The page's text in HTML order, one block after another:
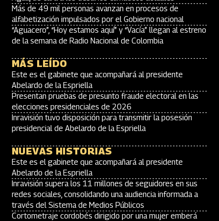
Más de 49 mil personas avanzan en procesos de
alfabetización impulsados por el Gobierno nacional
“Aguacero”, “Hoy estamos aquí” y “Vacía” llegan al estreno
de la semana de Radio Nacional de Colombia
MÁS LEÍDO
Este es el gabinete que acompañará al presidente
Abelardo de la Espriella
Presentan pruebas de presunto fraude electoral en las
elecciones presidenciales de 2026
Inravisión tuvo disposición para transmitir la posesión
presidencial de Abelardo de la Espriella
NUEVAS HISTORIAS
Este es el gabinete que acompañará al presidente
Abelardo de la Espriella
Inravisión supera los 11 millones de seguidores en sus
redes sociales, consolidando una audiencia informada a
través del Sistema de Medios Públicos
Cortometraje cordobés dirigido por una mujer emberá